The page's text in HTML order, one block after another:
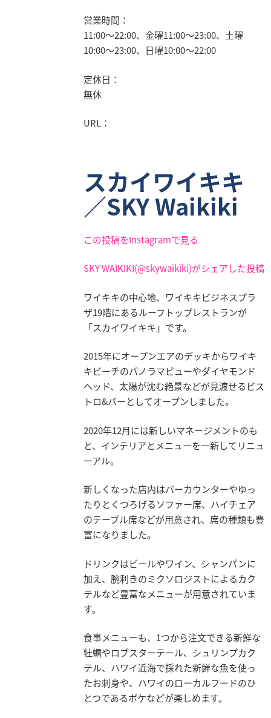
営業時間：
11:00～22:00、金曜11:00～23:00、土曜
10:00～23:00、日曜10:00～22:00
定休日：
無休
URL：
スカイワイキキ
／SKY Waikiki
この投稿をInstagramで見る
SKY WAIKIKI(@skywaikiki)がシェアした投稿
ワイキキの中心地、ワイキキビジネスプラ
ザ19階にあるルーフトップレストランが
「スカイワイキキ」です。
2015年にオープンエアのデッキからワイキ
キビーチのパノラマビューやダイヤモンド
ヘッド、太陽が沈む絶景などが見渡せるビス
トロ&バーとしてオープンしました。
2020年12月には新しいマネージメントのも
と、インテリアとメニューを一新してリニュ
ーアル。
新しくなった店内はバーカウンターやゆっ
たりとくつろげるソファー席、ハイチェア
のテーブル席などが用意され、席の種類も豊
富になりました。
ドリンクはビールやワイン、シャンパンに
加え、腕利きのミクソロジストによるカク
テルなど豊富なメニューが用意されていま
す。
食事メニューも、1つから注文できる新鮮な
牡蠣やロブスターテール、シュリンプカク
テル、ハワイ近海で採れた新鮮な魚を使っ
たお刺身や、ハワイのローカルフードのひ
とつであるポケなどが楽しめます。